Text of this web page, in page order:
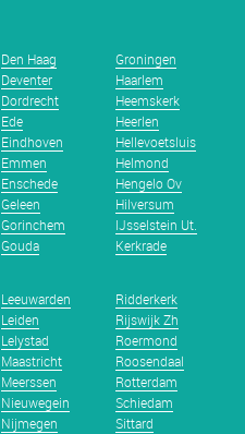
Den Haag
Deventer
Dordrecht
Ede
Eindhoven
Emmen
Enschede
Geleen
Gorinchem
Gouda
Groningen
Haarlem
Heemskerk
Heerlen
Hellevoetsluis
Helmond
Hengelo Ov
Hilversum
IJsselstein Ut.
Kerkrade
Leeuwarden
Leiden
Lelystad
Maastricht
Meerssen
Nieuwegein
Nijmegen
Ridderkerk
Rijswijk Zh
Roermond
Roosendaal
Rotterdam
Schiedam
Sittard